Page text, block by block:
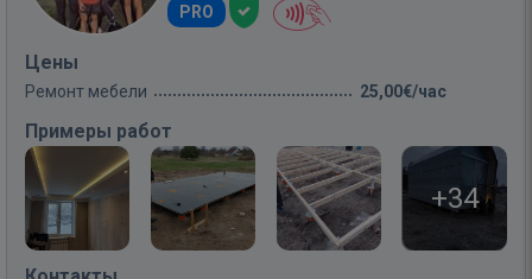
PRO
Цены
Ремонт мебели 25,00€/час
Примеры работ
+34